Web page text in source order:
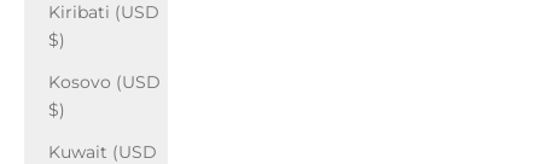
Kiribati (USD
$)
Kosovo (USD
$)
Kuwait (USD